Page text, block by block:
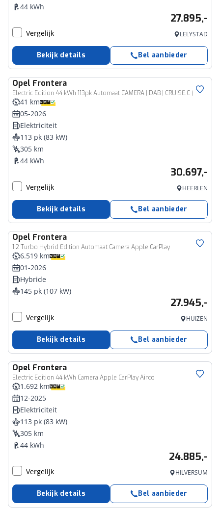
44 kWh
27.895,-
Vergelijk LELYSTAD
Bekijk details Bel aanbieder
Opel Frontera
Electric Edition 44 kWh 113pk Automaat CAMERA | DAB | CRUISE.C | 15''LM | AIRCO
41 km
05-2026
Elektriciteit
113 pk (83 kW)
305 km
44 kWh
30.697,-
Vergelijk HEERLEN
Bekijk details Bel aanbieder
Opel Frontera
1.2 Turbo Hybrid Edition Automaat Camera Apple CarPlay
6.519 km
01-2026
Hybride
145 pk (107 kW)
27.945,-
Vergelijk HUIZEN
Bekijk details Bel aanbieder
Opel Frontera
Electric Edition 44 kWh Camera Apple CarPlay Airco
1.692 km
12-2025
Elektriciteit
113 pk (83 kW)
305 km
44 kWh
24.885,-
Vergelijk HILVERSUM
Bekijk details Bel aanbieder